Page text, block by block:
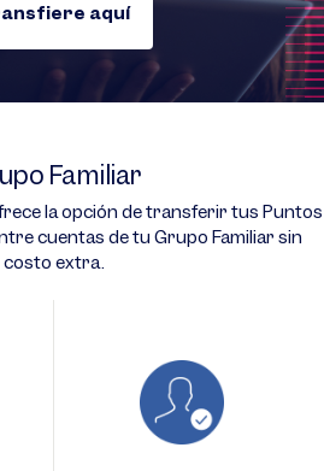
aquí
Familiar
la opción de transferir tus Puntos
cuentas de tu Grupo Familiar sin
costo extra.